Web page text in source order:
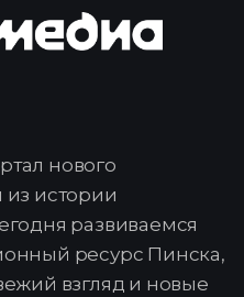
нового
истории
развиваемся
ресурс Пинска,
взгляд и новые